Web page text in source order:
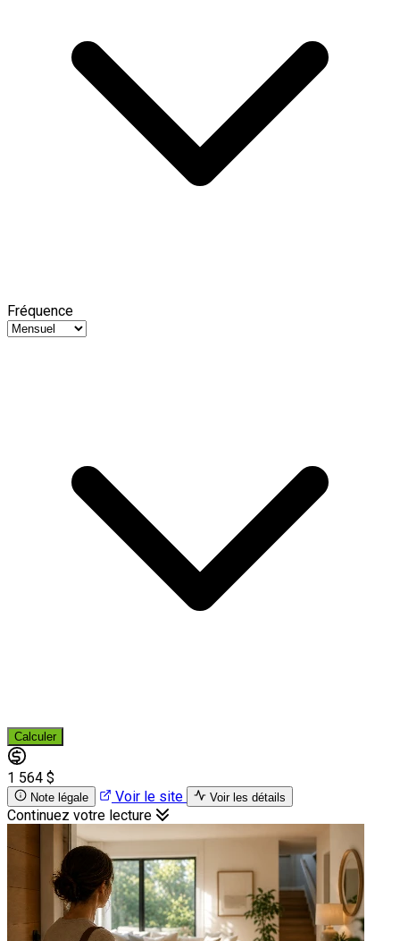
Fréquence
Calculer
1 564 $
Note légale Voir le site Voir les détails
Continuez votre lecture